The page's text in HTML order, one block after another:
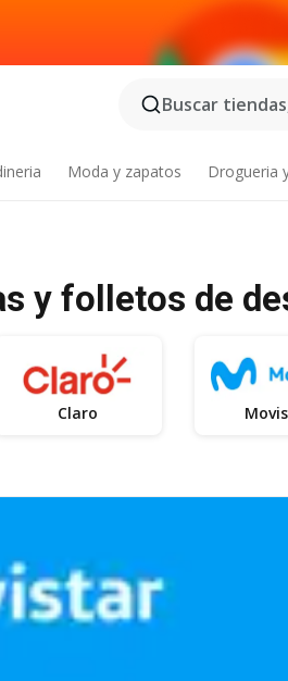
Buscar
Moda y zapatos Drogueria
y folletos de
Claro